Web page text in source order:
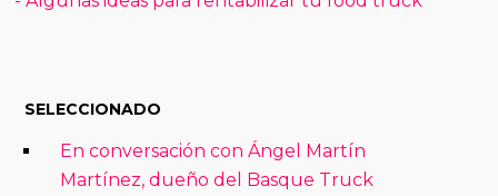
SELECCIONADO
En conversación con Ángel Martín
Martínez, dueño del Basque Truck